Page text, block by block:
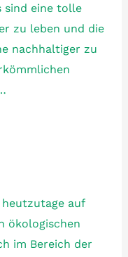
sind eine tolle
zu leben und die
nachhaltiger zu
auf
ökologischen
im Bereich der